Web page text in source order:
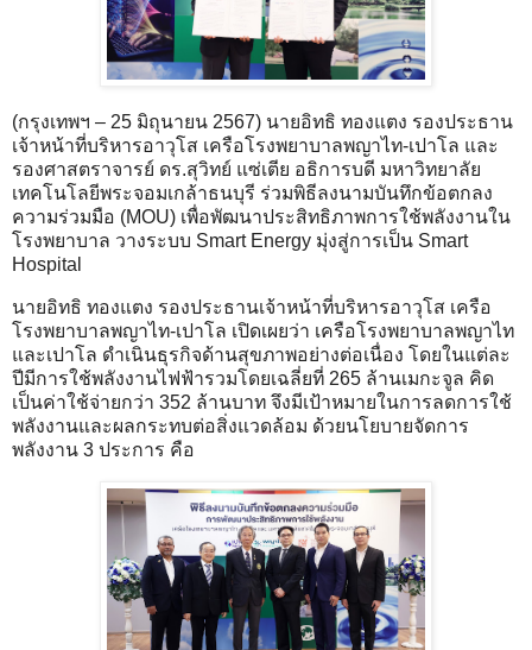
(กรุงเทพฯ – 25 มิถุนายน 2567) นายอิทธิ ทองแตง รองประธาน
เจ้าหน้าที่บริหารอาวุโส เครือโรงพยาบาลพญาไท-เปาโล และ
รองศาสตราจารย์ ดร.สุวิทย์ แซ่เตีย อธิการบดี มหาวิทยาลัย
เทคโนโลยีพระจอมเกล้าธนบุรี ร่วมพิธีลงนามบันทึกข้อตกลง
ความร่วมมือ ​(MOU) เพื่อพัฒนาประสิทธิภาพการใช้พลังงานใน
โรงพยาบาล วางระบบ Smart Energy มุ่งสู่การเป็น Smart
Hospital
นายอิทธิ ทองแตง รองประธานเจ้าหน้าที่บริหารอาวุโส เครือ
โรงพยาบาลพญาไท-เปาโล เปิดเผยว่า เครือโรงพยาบาลพญาไท
และเปาโล ดำเนินธุรกิจด้านสุขภาพอย่างต่อเนื่อง โดยในแต่ละ
ปีมีการใช้พลังงานไฟฟ้ารวมโดยเฉลี่ยที่ 265 ล้านเมกะจูล คิด
เป็นค่าใช้จ่ายกว่า 352 ล้านบาท จึงมีเป้าหมายในการลดการใช้
พลังงานและผลกระทบต่อสิ่งแวดล้อม ด้วยนโยบายจัดการ
พลังงาน 3 ประการ คือ